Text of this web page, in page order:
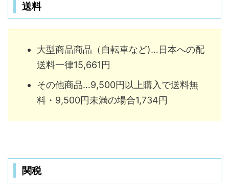
送料
大型商品商品（自転車など)…日本への配
送料一律15,661円
その他商品…9,500円以上購入で送料無
料・9,500円未満の場合1,734円
関税